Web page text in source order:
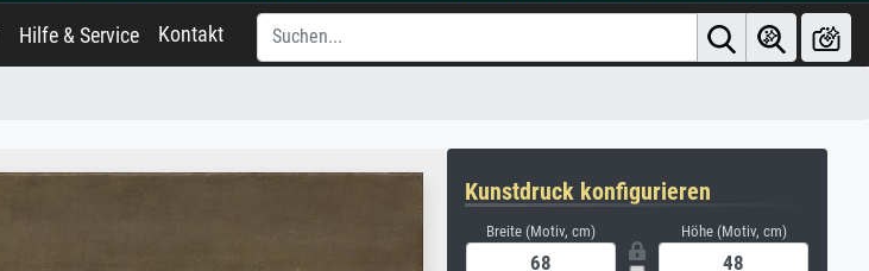
Hilfe & Service Kontakt
Kunstdruck konfigurieren
Breite (Motiv, cm) Höhe (Motiv, cm)